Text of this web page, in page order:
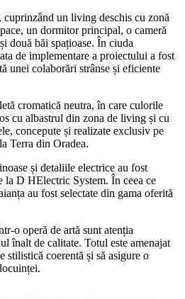
cuprinzând un living deschis cu zonă
un dormitor principal, o cameră
două băi spațioase. În ciuda
de implementare a proiectului a fost
unei colaborări strânse și eficiente
cromatică neutra, în care culorile
cu albastrul din zona de living și cu
concepute și realizate exclusiv pe
Terra din Oradea.
și detaliile electrice au fost
la D HElectric System. În ceea ce
au fost selectate din gama oferită
o operă de artă sunt atenția
înalt de calitate. Totul este amenajat
stilistică coerentă și să asigure o